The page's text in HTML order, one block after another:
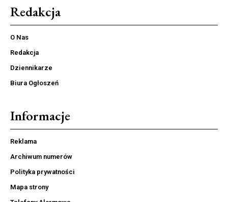
Redakcja
O Nas
Redakcja
Dziennikarze
Biura Ogłoszeń
Informacje
Reklama
Archiwum numerów
Polityka prywatności
Mapa strony